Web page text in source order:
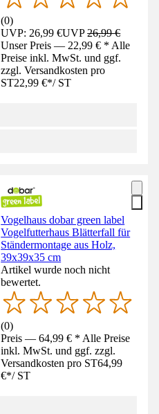
(0)
UVP: 26,99 €UVP26,99 €
Unser Preis — 22,99 € * Alle
Preise inkl. MwSt. und ggf.
zzgl. Versandkosten pro
ST22,99 €*/ ST
Vogelhaus dobar green label
Vogelfutterhaus Blätterfall für
Ständermontage aus Holz,
39x39x35 cm
Artikel wurde noch nicht
bewertet.
(0)
Preis — 64,99 € * Alle Preise
inkl. MwSt. und ggf. zzgl.
Versandkosten pro ST64,99
€*/ ST